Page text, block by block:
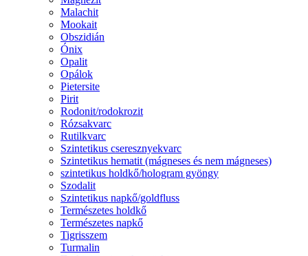
Malachit
Mookait
Obszidián
Ónix
Opalit
Opálok
Pietersite
Pirit
Rodonit/rodokrozit
Rózsakvarc
Rutilkvarc
Szintetikus cseresznyekvarc
Szintetikus hematit (mágneses és nem mágneses)
szintetikus holdkő/hologram gyöngy
Szodalit
Szintetikus napkő/goldfluss
Természetes holdkő
Természetes napkő
Tigrisszem
Turmalin